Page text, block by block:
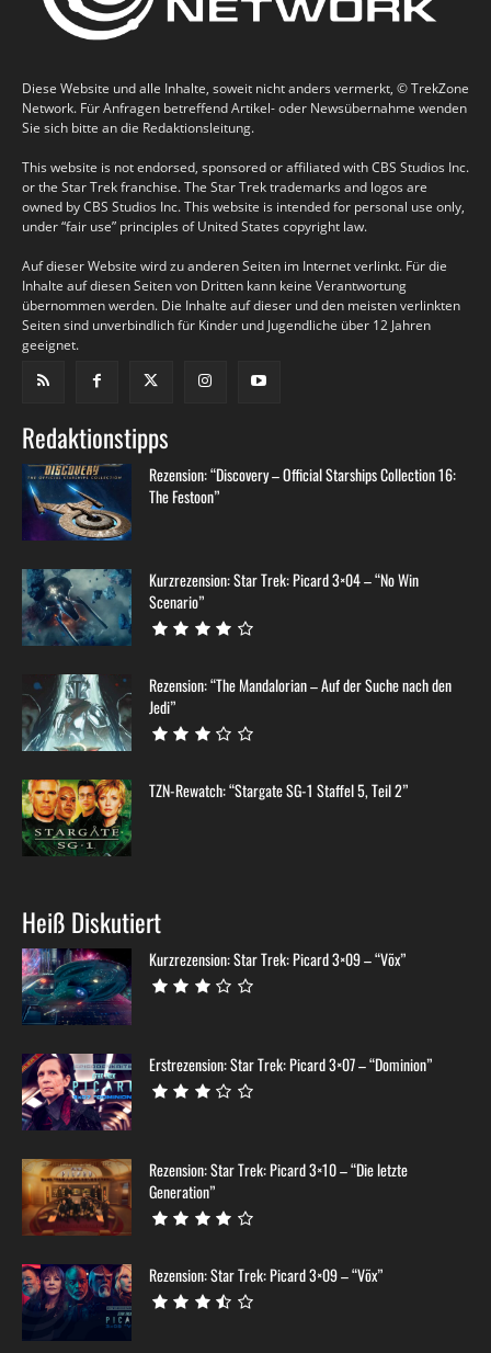
Diese Website und alle Inhalte, soweit nicht anders vermerkt, © TrekZone
Network. Für Anfragen betreffend Artikel- oder Newsübernahme wenden
Sie sich bitte an die Redaktionsleitung.
This website is not endorsed, sponsored or affiliated with CBS Studios Inc.
or the Star Trek franchise. The Star Trek trademarks and logos are
owned by CBS Studios Inc. This website is intended for personal use only,
under “fair use” principles of United States copyright law.
Auf dieser Website wird zu anderen Seiten im Internet verlinkt. Für die
Inhalte auf diesen Seiten von Dritten kann keine Verantwortung
übernommen werden. Die Inhalte auf dieser und den meisten verlinkten
Seiten sind unverbindlich für Kinder und Jugendliche über 12 Jahren
geeignet.
Redaktionstipps
Rezension: “Discovery – Official Starships Collection 16:
The Festoon”
Kurzrezension: Star Trek: Picard 3×04 – “No Win
Scenario”
Rezension: “The Mandalorian – Auf der Suche nach den
Jedi”
TZN-Rewatch: “Stargate SG-1 Staffel 5, Teil 2”
Heiß Diskutiert
Kurzrezension: Star Trek: Picard 3×09 – “Võx”
Erstrezension: Star Trek: Picard 3×07 – “Dominion”
Rezension: Star Trek: Picard 3×10 – “Die letzte
Generation”
Rezension: Star Trek: Picard 3×09 – “Võx”